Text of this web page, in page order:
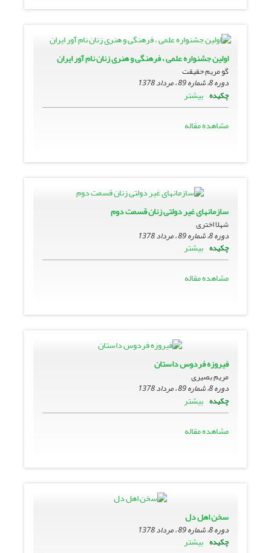
اولین جشنواره علمى ، فرهنگى و هنرى زنان نام آور ایران
گو مریم حقیقت
دوره 8، شماره 89 ، مرداد 1378
چکیده بیشتر
مشاهده مقاله
سازمانهاى غیر دولتى زنان قسمت دوم
شهلا اختری
دوره 8، شماره 89 ، مرداد 1378
چکیده بیشتر
مشاهده مقاله
فیروزه فردوس داستان
مریم بصیری
دوره 8، شماره 89 ، مرداد 1378
چکیده بیشتر
مشاهده مقاله
سخن اهل دل
دوره 8، شماره 89 ، مرداد 1378
چکیده بیشتر